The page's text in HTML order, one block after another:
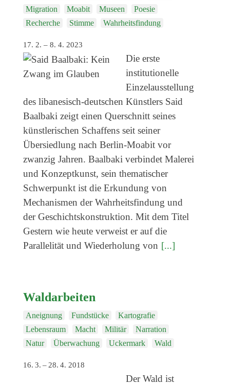
kommende Ausstellungen
Veranstaltungen
Kommende Veranstaltungen
Ortstermin
Vermittlung
aktuelle Projekte
Anfrage
Archiv
Archivübersicht
Ausstellungen
Veranstaltungen
Schlagwörter
Künstler*innen
Migration
Moabit Museen
Poesie
Recherche
Stimme Wahrheitsfindung
17. 2. – 8. 4. 2023
Die erste
institutionelle
Einzelausstellung
des libanesisch-deutschen Künstlers Said
Baalbaki zeigt einen Querschnitt seines
künstlerischen Schaffens seit seiner
Übersiedlung nach Berlin-Moabit vor
zwanzig Jahren. Baalbaki verbindet Malerei
und Konzeptkunst, sein thematischer
Schwerpunkt ist die Erkundung von
Mechanismen der Wahrheitsfindung und
der Geschichtskonstruktion. Mit dem Titel
Gestern wie heute verweist er auf die
Parallelität und Wiederholung von [...]
Waldarbeiten
Aneignung Fundstücke
Kartografie
Lebensraum
Macht Militär
Narration
Natur
Überwachung Uckermark Wald
16. 3. – 28. 4. 2018
Der Wald ist